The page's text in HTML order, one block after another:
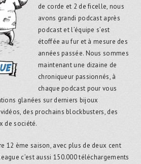
de corde et 2 de ficelle, nous
avons grandi podcast après
podcast et l’équipe s’est
étoffée au fur et à mesure des
années passée. Nous sommes
maintenant une dizaine de
chroniqueur passionnés, à
chaque podcast pour vous
glanées sur derniers bijoux
des prochains blockbusters, des
de société.
12 ème saison, avec plus de deux cent
c’est aussi 150.000 téléchargements